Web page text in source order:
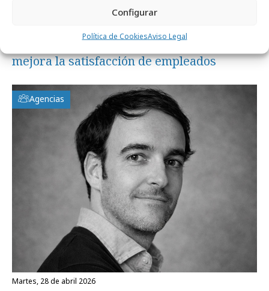
Configurar
Política de CookiesAviso Legal
Agencias creativas: suben salarios y
mejora la satisfacción de empleados
Agencias
martes, 28 de abril 2026